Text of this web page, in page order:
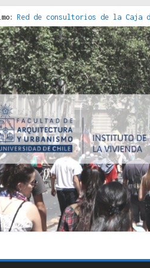
Criterios técnicos para una
Red de consultorios de la Caja
Genocidios indígenas en
Estudios sobre la
Donde el pedernal choca con